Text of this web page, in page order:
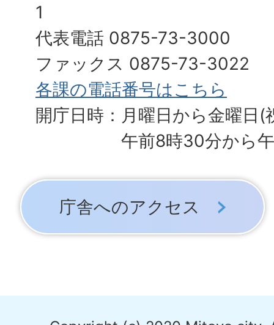
1
代表電話 0875-73-3000
ファックス 0875-73-3022
各課の電話番号はこちら
開庁日時：月曜日から金曜日(
午前8時30分から
庁舎へのアクセス